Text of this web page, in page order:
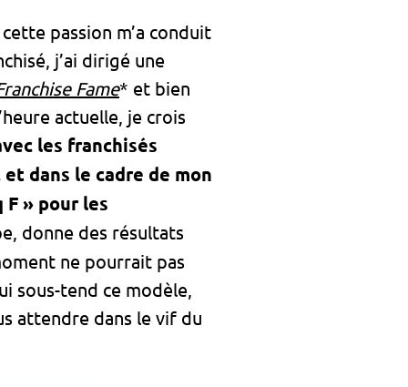
passion m’a conduit
j’ai dirigé une
Fame* et bien
actuelle, je crois
les franchisés
dans le cadre de mon
F » pour les
donne des résultats
ne pourrait pas
sous-tend ce modèle,
attendre dans le vif du